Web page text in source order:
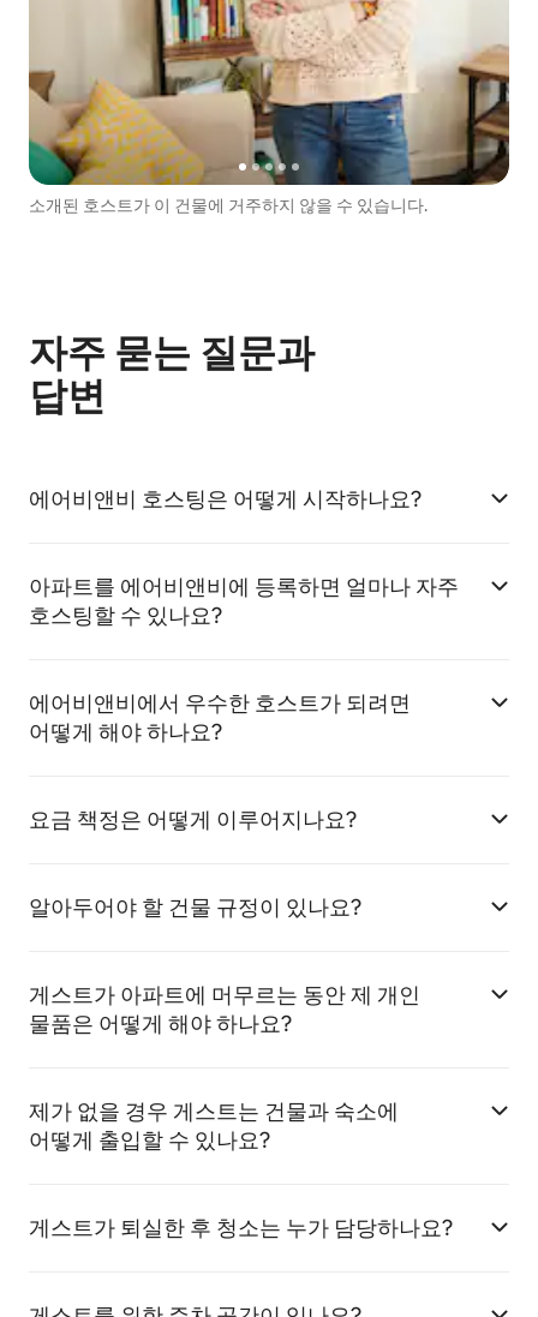
소개된 호스트가 이 건물에 거주하지 않을 수 있습니다.
자주 묻는 질문과
답변
에어비앤비 호스팅은 어떻게 시작하나요?
아파트를 에어비앤비에 등록하면 얼마나 자주
호스팅할 수 있나요?
에어비앤비에서 우수한 호스트가 되려면
어떻게 해야 하나요?
요금 책정은 어떻게 이루어지나요?
알아두어야 할 건물 규정이 있나요?
게스트가 아파트에 머무르는 동안 제 개인
물품은 어떻게 해야 하나요?
제가 없을 경우 게스트는 건물과 숙소에
어떻게 출입할 수 있나요?
게스트가 퇴실한 후 청소는 누가 담당하나요?